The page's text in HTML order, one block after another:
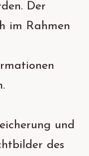
Der
im Rahmen
und
des